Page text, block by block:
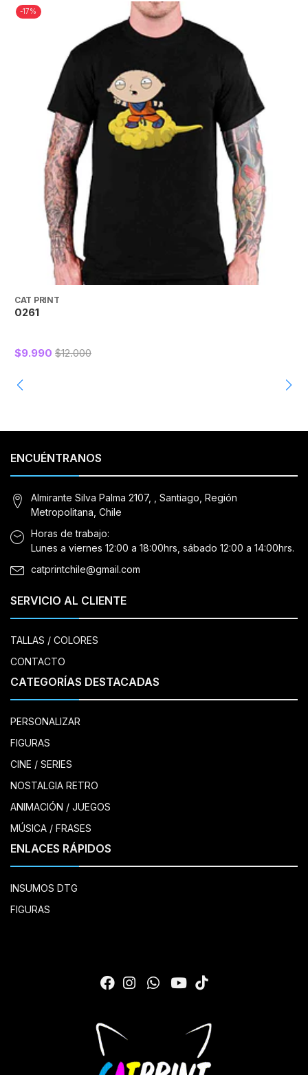
-17%
CAT PRINT
0261
$9.990 $12.000
ENCUÉNTRANOS
Almirante Silva Palma 2107, , Santiago, Región
Metropolitana, Chile
Horas de trabajo:
Lunes a viernes 12:00 a 18:00hrs, sábado 12:00 a 14:00hrs.
catprintchile@gmail.com
SERVICIO AL CLIENTE
TALLAS / COLORES
CONTACTO
CATEGORÍAS DESTACADAS
PERSONALIZAR
FIGURAS
CINE / SERIES
NOSTALGIA RETRO
ANIMACIÓN / JUEGOS
MÚSICA / FRASES
ENLACES RÁPIDOS
INSUMOS DTG
FIGURAS